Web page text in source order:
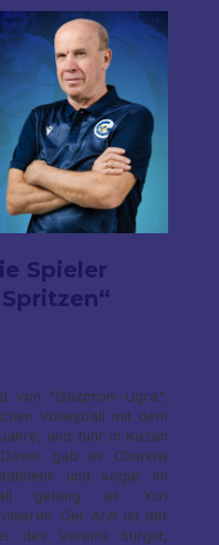
Spieler
von "Gazprom-Ugra",
Volleyball mit dem
und fuhr in Kazan
gab es Charkiw
und sogar im
gelang es Yuri
Der Arzt ist der
des Vereins Surgut,